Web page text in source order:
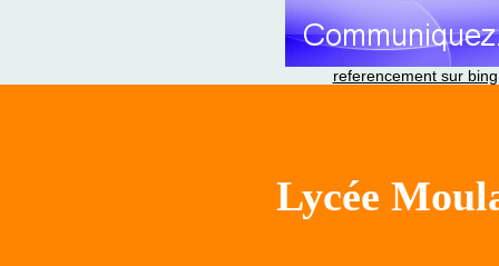
referencement sur bing
Lycée